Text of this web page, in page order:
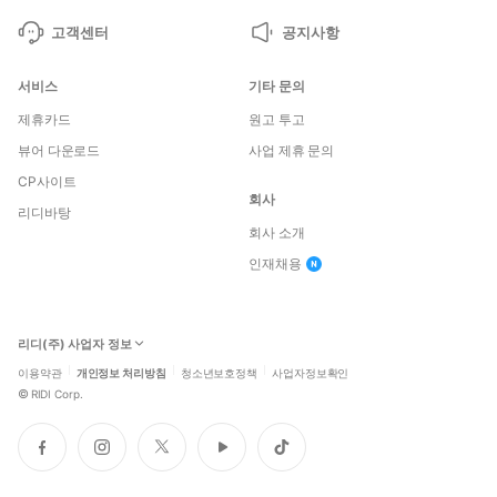
고객센터 공지사항
서비스
제휴카드
뷰어 다운로드
CP사이트
리디바탕
기타 문의
원고 투고
사업 제휴 문의
회사
회사 소개
인재채용
리디(주) 사업자 정보
이용약관 개인정보 처리방침 청소년보호정책 사업자정보확인
© RIDI Corp.
페
이
인
스
트
위
유
튜
틱
톡